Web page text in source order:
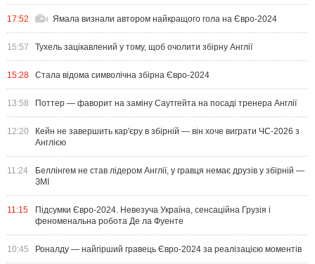
17:52 Ямала визнали автором найкращого гола на Євро-2024
15:57 Тухель зацікавлений у тому, щоб очолити збірну Англії
15:28 Стала відома символічна збірна Євро-2024
13:58 Поттер — фаворит на заміну Саутгейта на посаді тренера Англії
12:20
Кейн не завершить кар'єру в збірній — він хоче виграти ЧС-2026 з
Англією
11:24
Беллінгем не став лідером Англії, у гравця немає друзів у збірній —
ЗМІ
11:15
Підсумки Євро-2024. Невезуча Україна, сенсаційна Грузія і
феноменальна робота Де ла Фуенте
10:45 Роналду — найгірший гравець Євро-2024 за реалізацією моментів